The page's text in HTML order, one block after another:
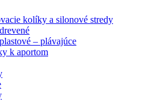
kolíky a silonové stredy
– plávajúce
k aportom